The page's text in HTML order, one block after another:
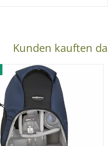
und das Stativ nicht zum
Kunden kauften